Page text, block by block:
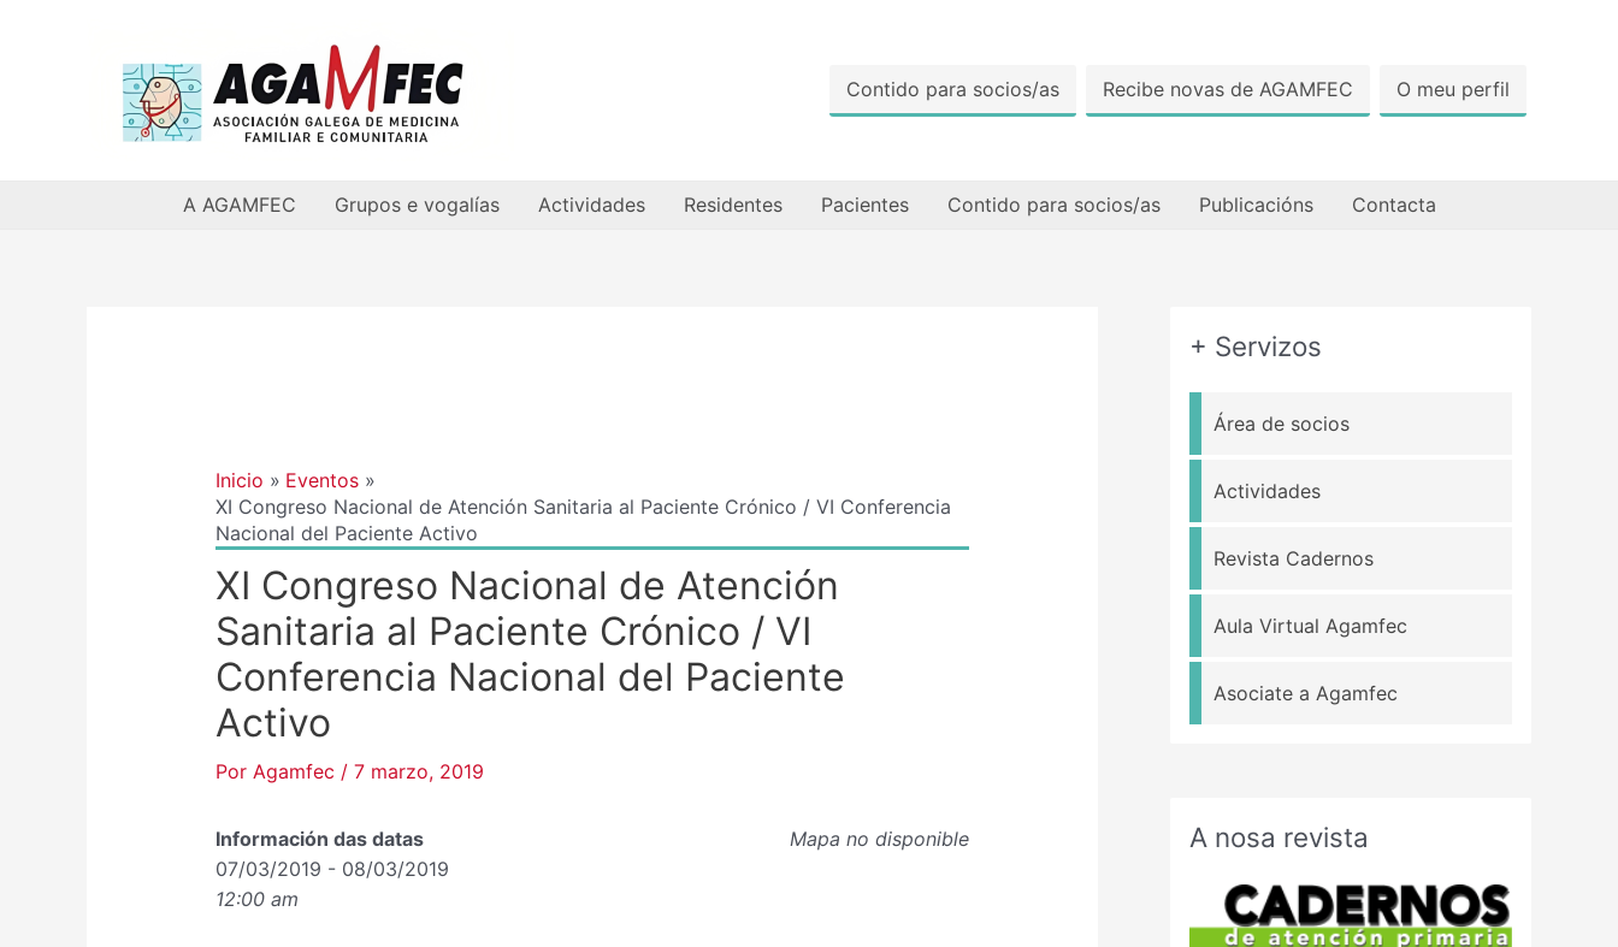
Contido para socios/as Recibe novas de AGAMFEC O meu perfil
A AGAMFEC Grupos e vogalías Actividades Residentes Pacientes Contido para socios/as Publicacións Contacta
Inicio
Eventos
XI Congreso Nacional de Atención Sanitaria al Paciente Crónico / VI Conferencia
Nacional del Paciente Activo
XI Congreso Nacional de Atención
Sanitaria al Paciente Crónico / VI
Conferencia Nacional del Paciente
Activo
Por Agamfec / 7 marzo, 2019
Mapa no disponible
Información das datas
07/03/2019 - 08/03/2019
12:00 am
+ Servizos
Área de socios
Actividades
Revista Cadernos
Aula Virtual Agamfec
Asociate a Agamfec
A nosa revista